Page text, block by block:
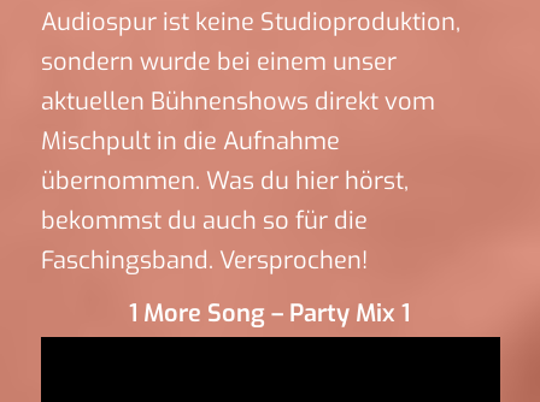
Audiospur ist keine Studioproduktion,
sondern wurde bei einem unser
aktuellen Bühnenshows direkt vom
Mischpult in die Aufnahme
übernommen. Was du hier hörst,
bekommst du auch so für die
Faschingsband. Versprochen!
1 More Song – Party Mix 1